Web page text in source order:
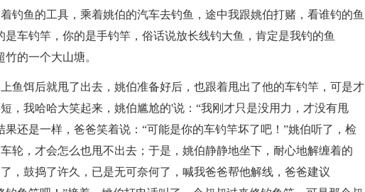
钓鱼的工具，乘着姚伯的汽车去钓鱼，途中我跟姚伯打赌，看谁钓的鱼
是车钓竿，你的是手钓竿，俗话说放长线钓大鱼，肯定是我钓的鱼
的一个大山塘。
鱼饵后就甩了出去，姚伯准备好后，也跟着甩出了他的车钓竿，可是才
，我哈哈大笑起来，姚伯尴尬的'说：“我刚才只是没用力，才没有甩
果还是一样，爸爸笑着说：“可能是你的车钓竿坏了吧！”姚伯听了，检
轮，才会怎么也甩不出去；于是，姚伯静静地坐下，耐心地解缠着的
，鼓捣了许久，已是无可奈何了，喊我爸爸帮他解线，爸爸建议